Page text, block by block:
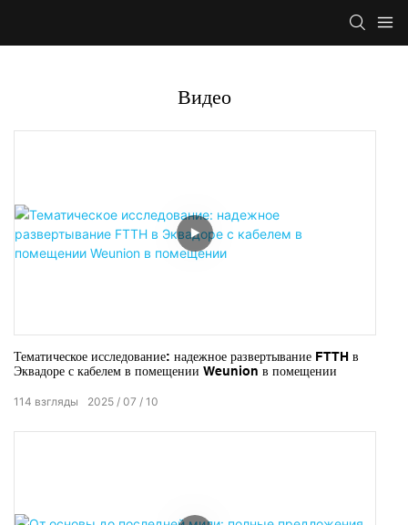
Видео
Тематическое исследование: надежное развертывание FTTH в
Эквадоре с кабелем в помещении Weunion в помещении
2025 07 10
114 взгляды